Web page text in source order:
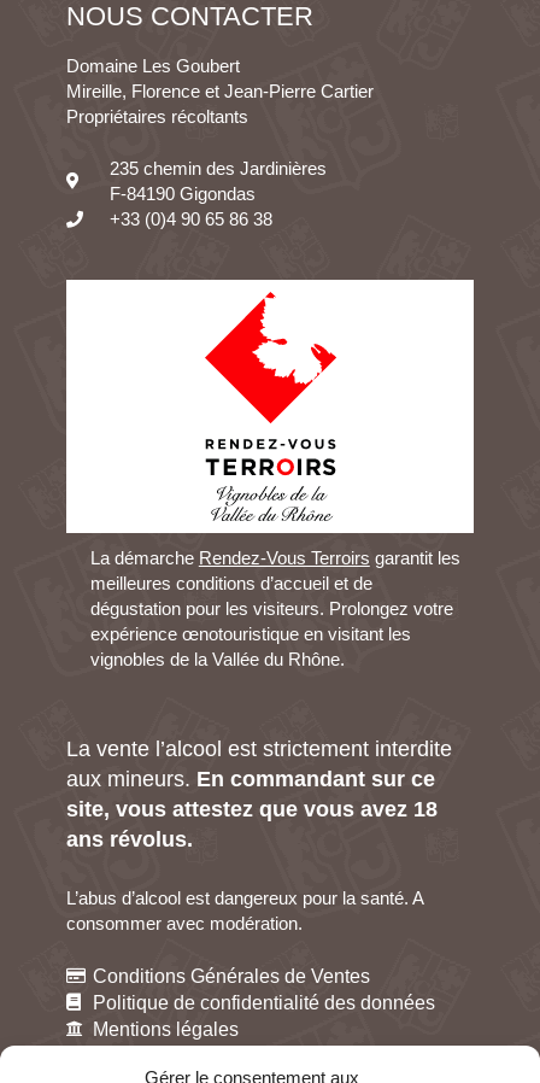
Gérer le consentement aux
NOUS CONTACTER
Domaine Les Goubert
Mireille, Florence et Jean-Pierre Cartier
Propriétaires récoltants
235 chemin des Jardinières
F-84190 Gigondas
+33 (0)4 90 65 86 38
La démarche Rendez-Vous Terroirs garantit les
meilleures conditions d’accueil et de
dégustation pour les visiteurs. Prolongez votre
expérience œnotouristique en visitant les
vignobles de la Vallée du Rhône.
La vente l’alcool est strictement interdite
aux mineurs. En commandant sur ce
site, vous attestez que vous avez 18
ans révolus.
L’abus d’alcool est dangereux pour la santé. A
consommer avec modération.
Conditions Générales de Ventes
Politique de confidentialité des données
Mentions légales